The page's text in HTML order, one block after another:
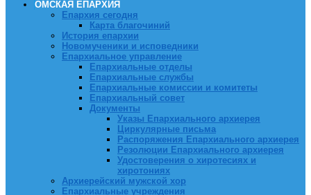
ОМСКАЯ ЕПАРХИЯ
Епархия сегодня
Карта благочиний
История епархии
Новомученики и исповедники
Епархиальное управление
Епархиальные отделы
Епархиальные службы
Епархиальные комиссии и комитеты
Епархиальный совет
Документы
Указы Епархиального архиерея
Циркулярные письма
Распоряжения Епархиального архиерея
Резолюции Епархиального архиерея
Удостоверения о хиротесиях и
хиротониях
Архиерейский мужской хор
Епархиальные учреждения